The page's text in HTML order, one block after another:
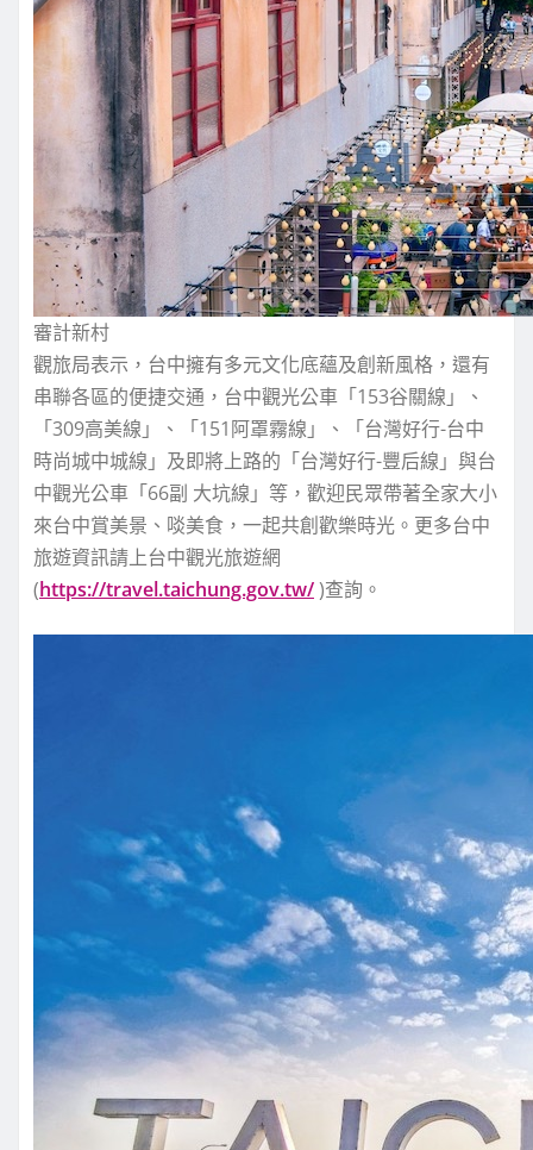
審計新村
觀旅局表示，台中擁有多元文化底蘊及創新風格，還有
串聯各區的便捷交通，台中觀光公車「153谷關線」、
「309高美線」、「151阿罩霧線」、「台灣好行-台中
時尚城中城線」及即將上路的「台灣好行-豐后線」與台
中觀光公車「66副 大坑線」等，歡迎民眾帶著全家大小
來台中賞美景、啖美食，一起共創歡樂時光。更多台中
旅遊資訊請上台中觀光旅遊網
(https://travel.taichung.gov.tw/)查詢。